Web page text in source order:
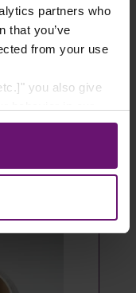
partners who
that you’ve
from your use
you also give
10, 48624
assign this data
its own
bis 10 mm